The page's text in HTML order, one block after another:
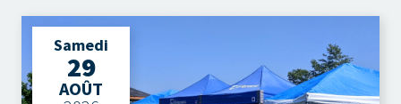
Samedi
29
AOÛT